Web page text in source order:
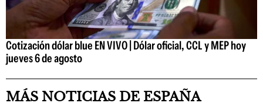
Cotización dólar blue EN VIVO | Dólar oficial, CCL y MEP hoy
jueves 6 de agosto
MÁS NOTICIAS DE ESPAÑA